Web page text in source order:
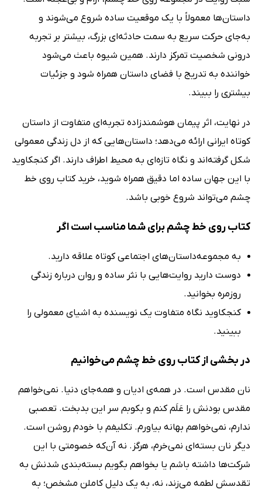
داستان‌ها معمولاً با یک موقعیت ساده شروع می‌شوند و
به‌جای حرکت سریع به سمت حادثه‌ای بزرگ، بیشتر بر تجربه
درونی شخصیت تمرکز دارند. همین شیوه باعث می‌شود
خواننده به تدریج با فضای داستان همراه شود و جزئیات
بیشتری را ببیند.
در نهایت، اثر پیمان هوشمندزاده تجربه‌ای متفاوت از داستان
کوتاه ایرانی ارائه می‌دهد؛ داستان‌هایی که از دل زندگی معمولی
شکل گرفته‌اند و نگاه تازه‌ای به محیط اطراف دارند. اگر کنجکاوید
با این جهان ساده اما دقیق همراه شوید، خرید کتاب روی خط
چشم می‌تواند شروع خوبی باشد.
کتاب روی خط چشم برای شما مناسب است اگر
به مجموعه‌داستان‌های اجتماعی کوتاه علاقه دارید.
دوست دارید روایت‌هایی با نثر ساده و روان درباره زندگی
روزمره بخوانید.
کنجکاوید نگاه متفاوت یک نویسنده به اشیای معمولی را
ببینید.
در بخشی از کتاب روی خط چشم می‌خوانیم
نان مقدس است. در همه‌ی ادیان و همه‌جای دنیا. نمی‌خواهم
مقدس بودنش را عَلَم کنم و بکوبم سر این بدبخت. تعصبی
ندارم، نمی‌خواهم بهانه‌ بیاورم. تکلیفم با خودم روشن است.
دیگر نان بسته‌ای نمی‌خرم، هرگز. نه آن‌که خصومتی با این
شرکت‌ها داشته باشم یا بخواهم بگویم بسته‌بندی شدنش به
تقدسش لطمه می‌زند، نه، به یک دلیل کاملن مشخص؛ به